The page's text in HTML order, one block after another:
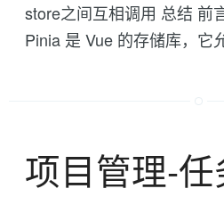
store之间互相调用 总结 前
Pinia 是 Vue 的存储库，它
项目管理-